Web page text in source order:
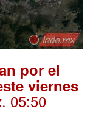
por el
viernes
. 05:50